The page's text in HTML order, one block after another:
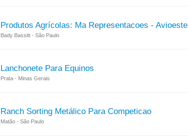
Produtos Agrícolas: Ma Representacoes - Avioeste
Bady Bassitt - São Paulo
Lanchonete Para Equinos
Prata - Minas Gerais
Ranch Sorting Metálico Para Competicao
Matão - São Paulo